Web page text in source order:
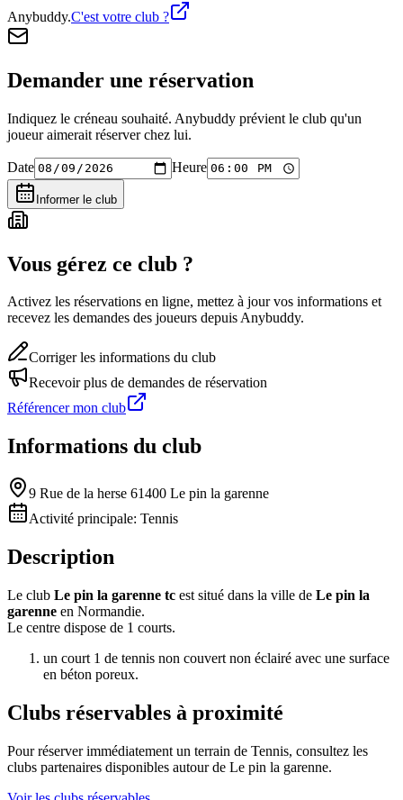
Anybuddy.C'est votre club ?
Demander une réservation
Indiquez le créneau souhaité. Anybuddy prévient le club qu'un
joueur aimerait réserver chez lui.
Date Heure
Informer le club
Vous gérez ce club ?
Activez les réservations en ligne, mettez à jour vos informations et
recevez les demandes des joueurs depuis Anybuddy.
Corriger les informations du club
Recevoir plus de demandes de réservation
Référencer mon club
Informations du club
9 Rue de la herse 61400 Le pin la garenne
Activité principale: Tennis
Description
Le club Le pin la garenne tc est situé dans la ville de Le pin la
garenne en Normandie.
Le centre dispose de 1 courts.
un court 1 de tennis non couvert non éclairé avec une surface
en béton poreux.
Clubs réservables à proximité
Pour réserver immédiatement un terrain de Tennis, consultez les
clubs partenaires disponibles autour de Le pin la garenne.